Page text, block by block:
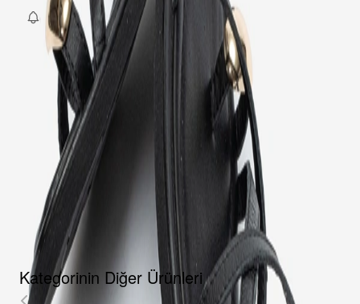
Fırsat Kombini Componenti Buraya Gelecek
ÜRÜN HAKKINDA
TAKSIT SEÇENEKLERI
YORUMLAR
AKSESUARLAR
Kategorinin Diğer Ürünleri